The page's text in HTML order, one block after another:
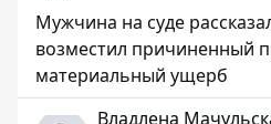
Мужчина на суде
возместил причиненный
материальный ущерб
Владлена